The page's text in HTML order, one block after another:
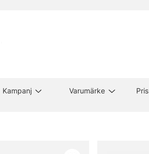
Kampanj Varumärke Pris